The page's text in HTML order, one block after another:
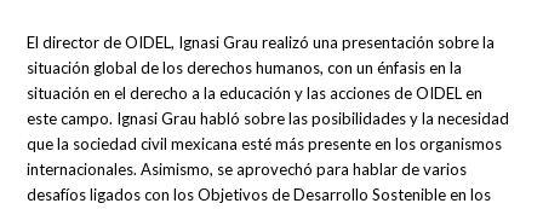
El director de OIDEL, Ignasi Grau realizó una presentación sobre la
situación global de los derechos humanos, con un énfasis en la
situación en el derecho a la educación y las acciones de OIDEL en
este campo. Ignasi Grau habló sobre las posibilidades y la necesidad
que la sociedad civil mexicana esté más presente en los organismos
internacionales. Asimismo, se aprovechó para hablar de varios
desafíos ligados con los Objetivos de Desarrollo Sostenible en los